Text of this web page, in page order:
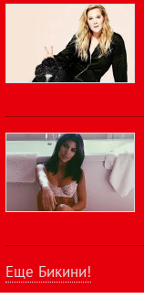
Еще Бикини!